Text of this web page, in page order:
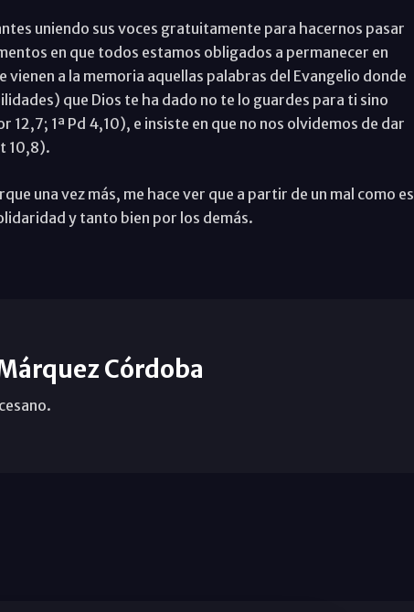
uniendo sus voces gratuitamente para hacernos pasar
en que todos estamos obligados a permanecer en
vienen a la memoria aquellas palabras del Evangelio donde
que Dios te ha dado no te lo guardes para ti sino
12,7; 1ª Pd 4,10), e insiste en que no nos olvidemos de dar
10,8).
una vez más, me hace ver que a partir de un mal como es
y tanto bien por los demás.
Córdoba